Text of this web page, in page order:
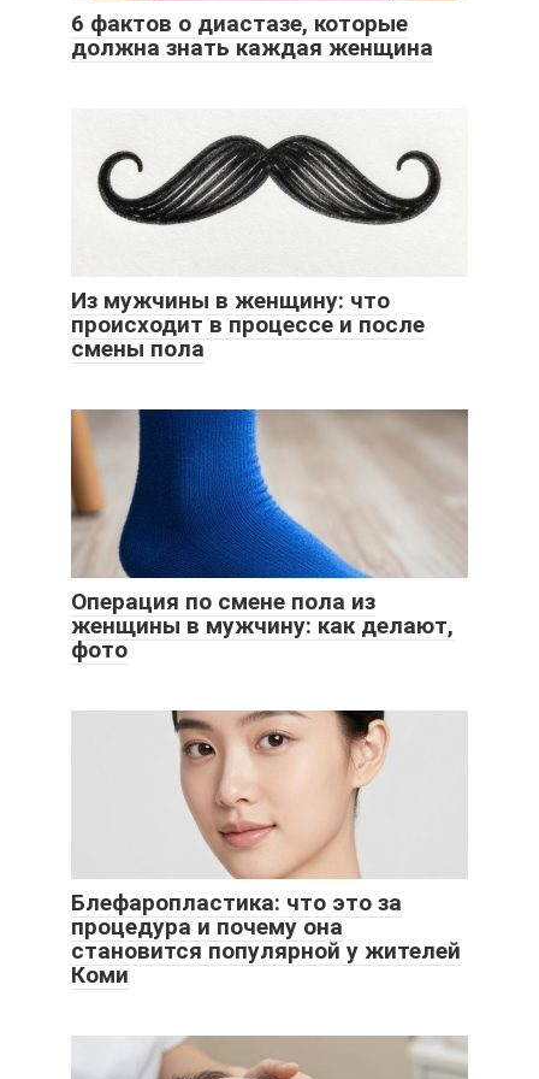
6 фактов о диастазе, которые
должна знать каждая женщина
Из мужчины в женщину: что
происходит в процессе и после
смены пола
Операция по смене пола из
женщины в мужчину: как делают,
фото
Блефаропластика: что это за
процедура и почему она
становится популярной у жителей
Коми